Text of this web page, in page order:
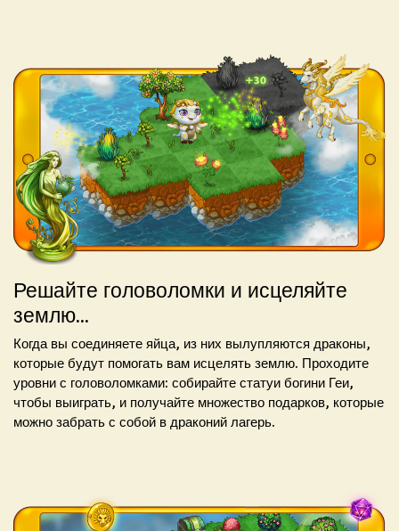
Решайте головоломки и исцеляйте
землю...
Когда вы соединяете яйца, из них вылупляются драконы,
которые будут помогать вам исцелять землю. Проходите
уровни с головоломками: собирайте статуи богини Геи,
чтобы выиграть, и получайте множество подарков, которые
можно забрать с собой в драконий лагерь.